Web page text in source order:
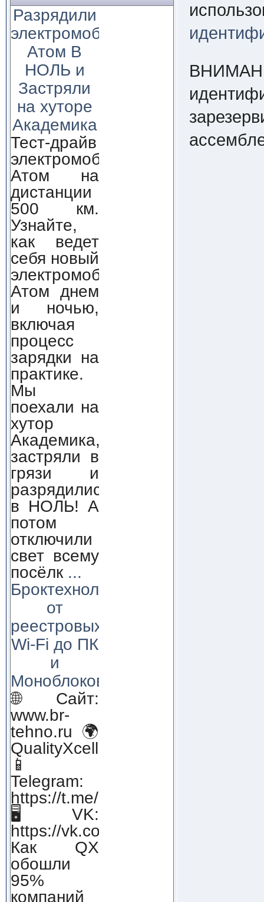
Разрядили
электромобиль
Атом В
НОЛЬ и
Застряли
на хуторе
Академика
Тест-драйв
электромобиля
Атом на
дистанции
500 км.
Узнайте,
как ведет
себя новый
электромобиль
Атом днем
и ночью,
включая
процесс
зарядки на
практике.
Мы
поехали на
хутор
Академика,
застряли в
грязи и
разрядились
в НОЛЬ! А
потом
отключили
свет всему
посёлк ...
Броктехнолоджи:
от
реестровых
Wi-Fi до ПК
и
Моноблоков!
🌐 Сайт:
www.br-
tehno.ru 🌍
QualityXcellence.ru
📱
Telegram:
https://t.me/qx_lab_IT
🖥 VK:
https://vk.com/qualityxcellenc
Как QX
обошли
95%
компаний